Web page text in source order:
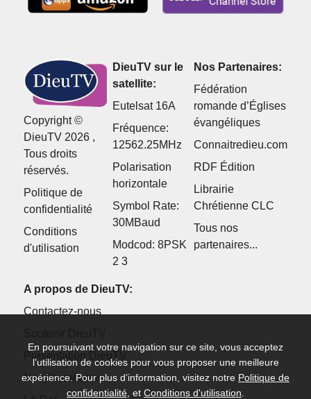
Copyright ©
DieuTV 2026 ,
Tous droits
réservés.
Politique de
confidentialité
Conditions
d'utilisation
DieuTV sur le
satellite:
Eutelsat 16A
Fréquence:
12562.25MHz
Polarisation
horizontale
Symbol Rate:
30MBaud
Modcod: 8PSK
2 3
Nos Partenaires:
Fédération
romande d’Églises
évangéliques
Connaitredieu.com
RDF Édition
Librairie
Chrétienne CLC
Tous nos
partenaires...
A propos de DieuTV:
Contactez-nous
Présentation DieuTV
Nos Partenaires
En poursuivant votre navigation sur ce site, vous acceptez
l’utilisation de cookies pour vous proposer une meilleure
expérience. Pour plus d’information, visitez notre Politique de
confidentialité , et Conditions d'utilisation